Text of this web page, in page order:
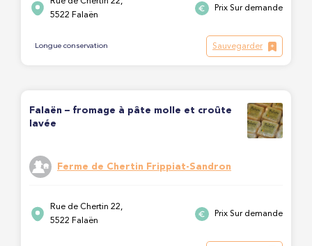
5522 Falaën
Prix Sur demande
Longue conservation Sauvegarder
Falaën – fromage à pâte molle et croûte
lavée
Ferme de Chertin Frippiat-Sandron
Rue de Chertin 22,
5522 Falaën
Prix Sur demande